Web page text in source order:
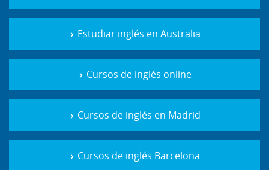
Estudiar inglés en Australia
Cursos de inglés online
Cursos de inglés en Madrid
Cursos de inglés Barcelona